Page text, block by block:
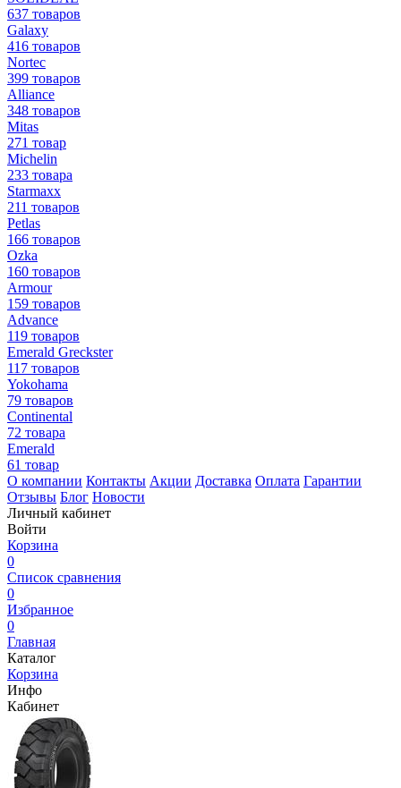
637 товаров
Galaxy
416 товаров
Nortec
399 товаров
Alliance
348 товаров
Mitas
271 товар
Michelin
233 товара
Starmaxx
211 товаров
Petlas
166 товаров
Ozka
160 товаров
Armour
159 товаров
Advance
119 товаров
Emerald Greckster
117 товаров
Yokohama
79 товаров
Continental
72 товара
Emerald
61 товар
О компании Контакты Акции Доставка Оплата Гарантии
Отзывы Блог Новости
Личный кабинет
Войти
Корзина
0
Список сравнения
0
Избранное
0
Главная
Каталог
Корзина
Инфо
Кабинет